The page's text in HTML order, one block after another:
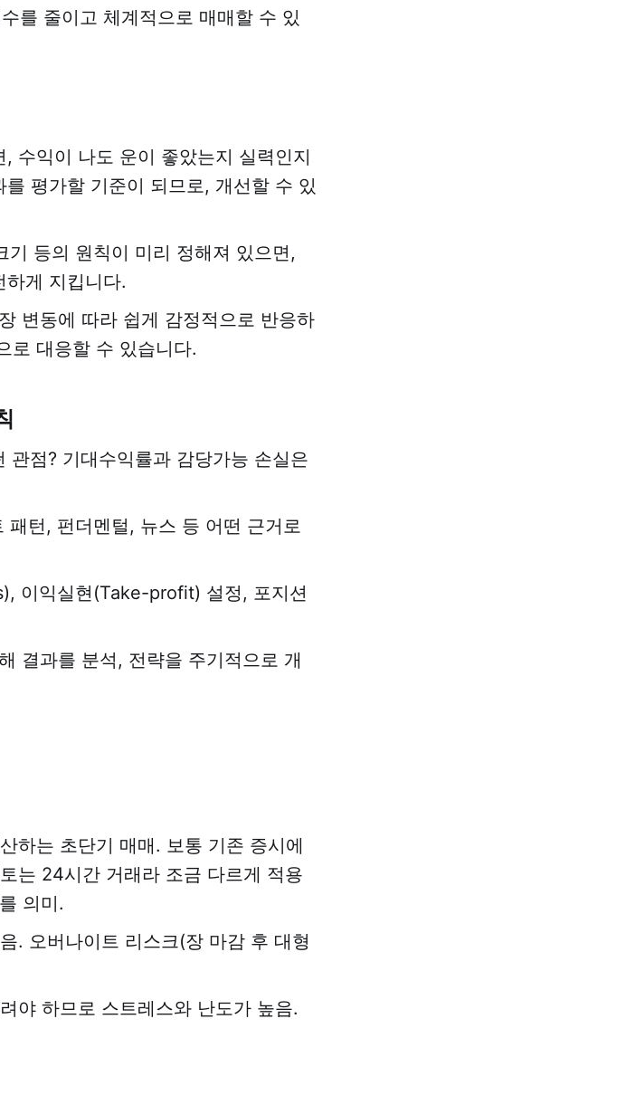
를 줄이고 체계적으로 매매할 수 있
수익이 나도 운이 좋았는지 실력인지
평가할 기준이 되므로, 개선할 수 있
기 등의 원칙이 미리 정해져 있으면,
게 지킵니다.
변동에 따라 쉽게 감정적으로 반응하
로 대응할 수 있습니다.
관점? 기대수익률과 감당가능 손실은
패턴, 펀더멘털, 뉴스 등 어떤 근거로
이익실현(Take-profit) 설정, 포지션
결과를 분석, 전략을 주기적으로 개
하는 초단기 매매. 보통 기존 증시에
는 24시간 거래라 조금 다르게 적용
의미.
. 오버나이트 리스크(장 마감 후 대형
야 하므로 스트레스와 난도가 높음.